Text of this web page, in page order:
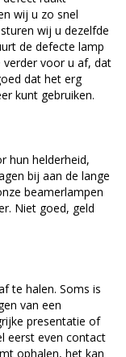
wij u zo snel
wij u dezelfde
de defecte lamp
verder voor u af, dat
dat het erg
kunt gebruiken.
hun helderheid,
bij aan de lange
beamerlampen
Niet goed, geld
te halen. Soms is
van een
presentatie of
eerst even contact
ophalen, het kan